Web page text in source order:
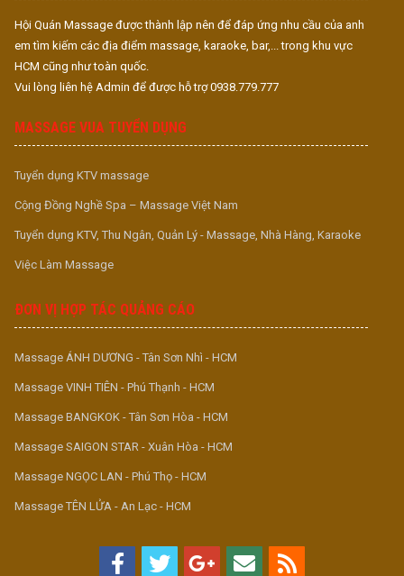
Hội Quán Massage được thành lập nên để đáp ứng nhu cầu của anh
em tìm kiếm các địa điểm massage, karaoke, bar,... trong khu vực
HCM cũng như toàn quốc.
Vui lòng liên hệ Admin để được hỗ trợ 0938.779.777
MASSAGE VUA TUYỂN DỤNG
Tuyển dụng KTV massage
Cộng Đồng Nghề Spa – Massage Việt Nam
Tuyển dụng KTV, Thu Ngân, Quản Lý - Massage, Nhà Hàng, Karaoke
Việc Làm Massage
ĐƠN VỊ HỢP TÁC QUẢNG CÁO
Massage ÁNH DƯƠNG - Tân Sơn Nhì - HCM
Massage VINH TIÊN - Phú Thạnh - HCM
Massage BANGKOK - Tân Sơn Hòa - HCM
Massage SAIGON STAR - Xuân Hòa - HCM
Massage NGỌC LAN - Phú Thọ - HCM
Massage TÊN LỬA - An Lạc - HCM